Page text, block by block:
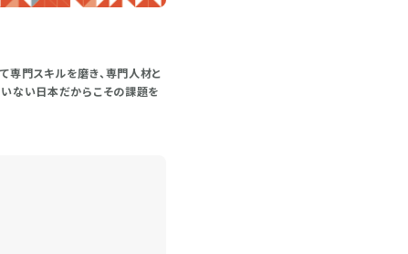
専門スキルを磨き、専門人材と
いない日本だからこその課題を